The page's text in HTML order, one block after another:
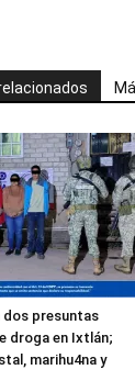
dos presuntas
droga en Ixtlán;
marihu4na y